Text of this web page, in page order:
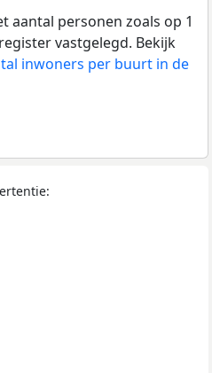
aantal personen zoals op 1
vastgelegd. Bekijk
inwoners per buurt in de